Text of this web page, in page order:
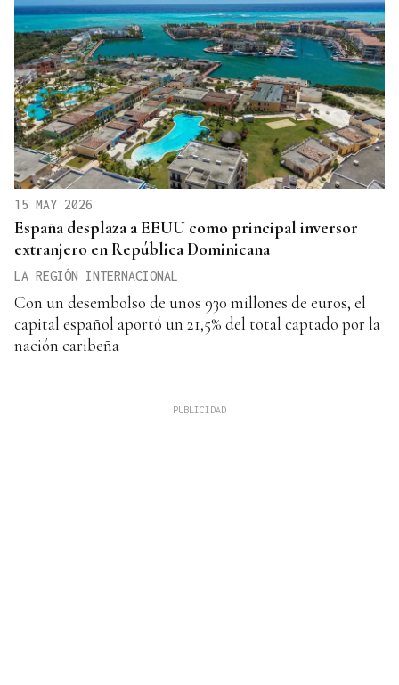
15 MAY 2026
España desplaza a EEUU como principal inversor
extranjero en República Dominicana
LA REGIÓN INTERNACIONAL
Con un desembolso de unos 930 millones de euros, el
capital español aportó un 21,5% del total captado por la
nación caribeña